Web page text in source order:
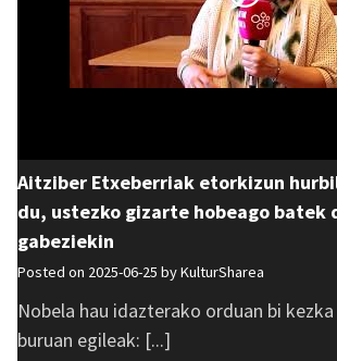
Aitziber Etxeberriak etorkizun
du, ustezko gizarte hobeago batek
gabeziekin
Posted on 2025-06-25 byKulturSharea
Nobela hau idazterako orduan bi
buruan egileak: [...]